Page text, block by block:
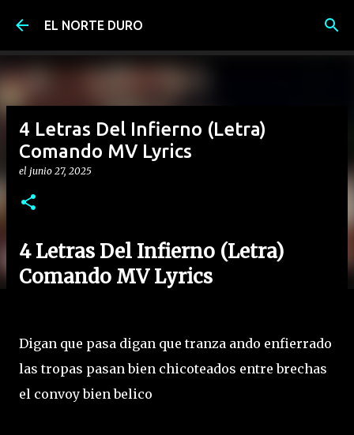
Ir al contenido principal
EL NORTE DURO
4 Letras Del Infierno (Letra)
Comando MV Lyrics
el junio 27, 2025
4 Letras Del Infierno (Letra)
Comando MV Lyrics
Digan que pasa digan que tranza ando enfierrado
las tropas pasan bien chicoteados entre brechas
el convoy bien belico